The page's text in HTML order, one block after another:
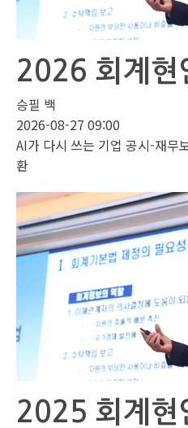
2026 회계현
승필 백
2026-08-27 09:00
AI가 다시 쓰는 기업 공시-재무
환
2025 회계현